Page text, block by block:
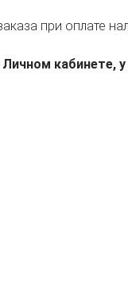
при оплате
кабинете,